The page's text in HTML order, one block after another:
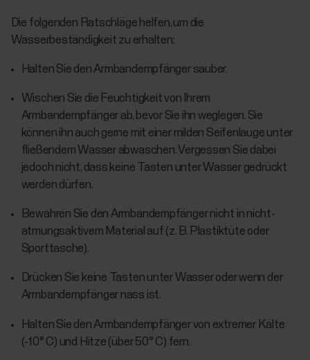
Die folgenden Ratschläge helfen, um die
Wasserbeständigkeit zu erhalten:
Halten Sie den Armbandempfänger sauber.
Wischen Sie die Feuchtigkeit von Ihrem
Armbandempfänger ab, bevor Sie ihn weglegen. Sie
können ihn auch gerne mit einer milden Seifenlauge unter
fließendem Wasser abwaschen. Vergessen Sie dabei
jedoch nicht, dass keine Tasten unter Wasser gedrückt
werden dürfen.
Bewahren Sie den Armbandempfänger nicht in nicht-
atmungsaktivem Material auf (z. B. Plastiktüte oder
Sporttasche).
Drücken Sie keine Tasten unter Wasser oder wenn der
Armbandempfänger nass ist.
Halten Sie den Armbandempfänger von extremer Kälte
(-10° C) und Hitze (über 50° C) fern.